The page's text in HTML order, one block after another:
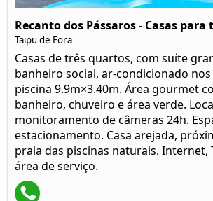
Recanto dos Pássaros - Casas
Taipu de Fora
Casas de três quartos, com suíte
banheiro social, ar-condicionado
piscina 9.9m×3.40m. Área gourmet
banheiro, chuveiro e área verde.
monitoramento de câmeras 24h.
estacionamento. Casa arejada,
praia das piscinas naturais. Internet,
área de serviço.